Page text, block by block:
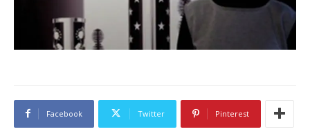
Facebook Twitter Pinterest